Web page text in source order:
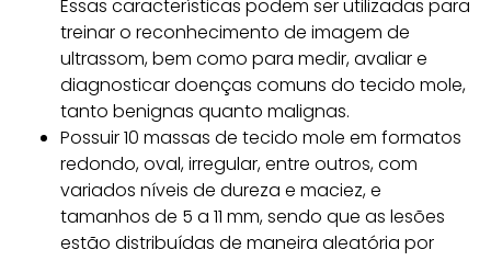
Essas características podem ser utilizadas para
treinar o reconhecimento de imagem de
ultrassom, bem como para medir, avaliar e
diagnosticar doenças comuns do tecido mole,
tanto benignas quanto malignas.
Possuir 10 massas de tecido mole em formatos
redondo, oval, irregular, entre outros, com
variados níveis de dureza e maciez, e
tamanhos de 5 a 11 mm, sendo que as lesões
estão distribuídas de maneira aleatória por